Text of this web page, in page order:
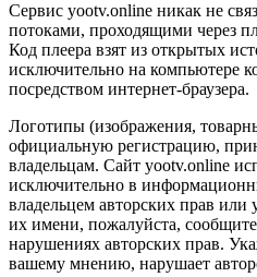
Сервис yootv.online никак не
потоками, проходящими через
Код плеера взят из открытых
исключительно на компьютере
посредством интернет-браузера.
Логотипы (изображения,
официальную регистрацию,
владельцам. Сайт yootv.online
исключительно в
владельцем авторских прав или
их имени, пожалуйста,
нарушениях авторских прав.
вашему мнению, нарушает